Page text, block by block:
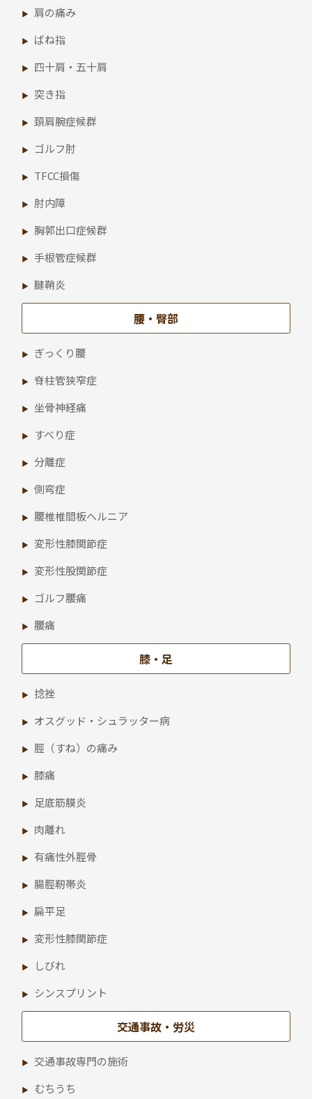
肩の痛み
ばね指
四十肩・五十肩
突き指
頚肩腕症候群
ゴルフ肘
TFCC損傷
肘内障
胸郭出口症候群
手根管症候群
腱鞘炎
腰・臀部
ぎっくり腰
脊柱管狭窄症
坐骨神経痛
すべり症
分離症
側弯症
腰椎椎間板ヘルニア
変形性膝関節症
変形性股関節症
ゴルフ腰痛
腰痛
膝・足
捻挫
オスグッド・シュラッター病
脛（すね）の痛み
膝痛
足底筋膜炎
肉離れ
有痛性外脛骨
腸脛靭帯炎
扁平足
変形性膝関節症
しびれ
シンスプリント
交通事故・労災
交通事故専門の施術
むちうち